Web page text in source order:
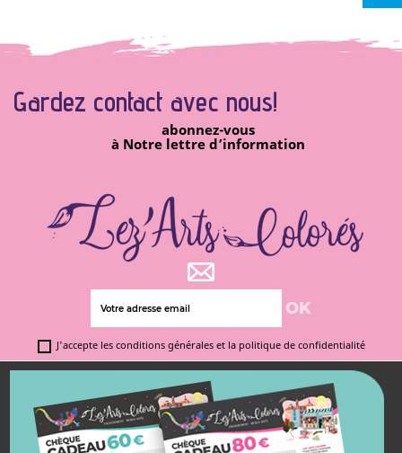
Gardez contact avec nous!
abonnez-vous
à Notre lettre d’information
J'accepte les conditions générales et la politique de confidentialité